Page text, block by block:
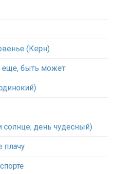
(Керн)
быть может
день чудесный)
плачу